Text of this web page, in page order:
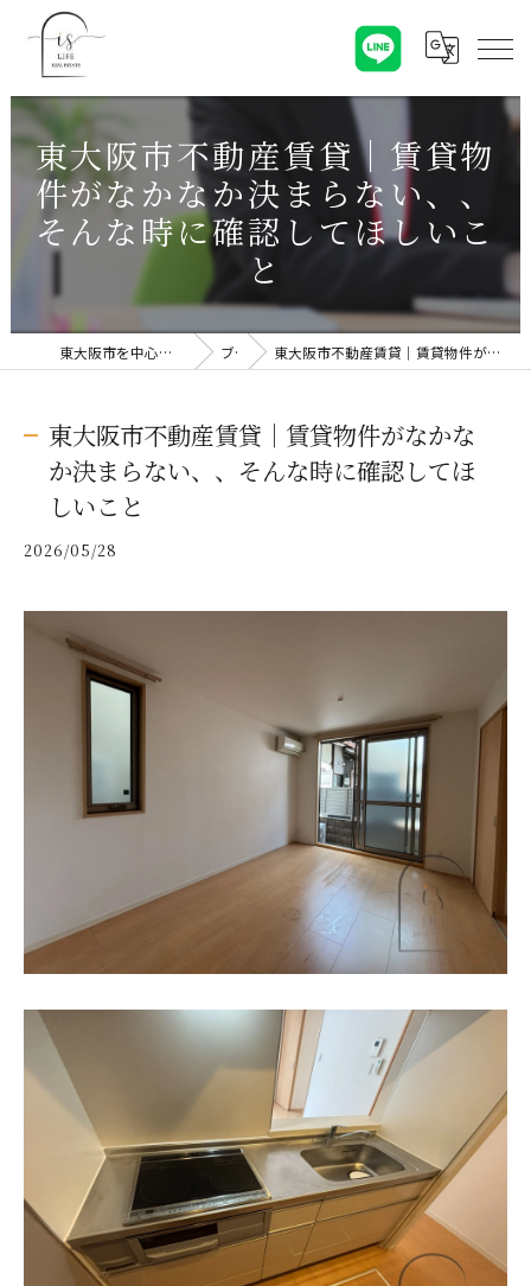
東大阪市不動産賃貸｜賃貸物
件がなかなか決まらない、、
そんな時に確認してほしいこ
と
東大阪市を中心に不動産売却なら株式会社Is Life ブログ 東大阪市不動産賃貸｜賃貸物件がなかなか決まらない、、そんな時に確認してほしいこと
東大阪市不動産賃貸｜賃貸物件がなかな
か決まらない、、そんな時に確認してほ
しいこと
2026/05/28